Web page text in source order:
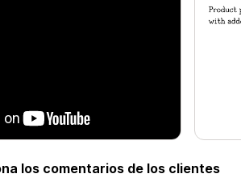
los comentarios de los clientes